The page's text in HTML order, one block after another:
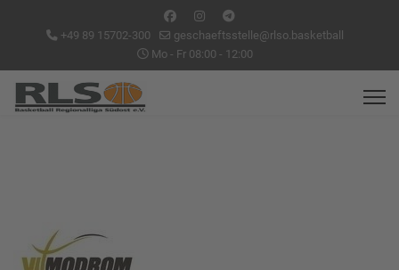
+49 89 15702-300
geschaeftsstelle@rlso.basketball
Mo - Fr 08:00 - 12:00